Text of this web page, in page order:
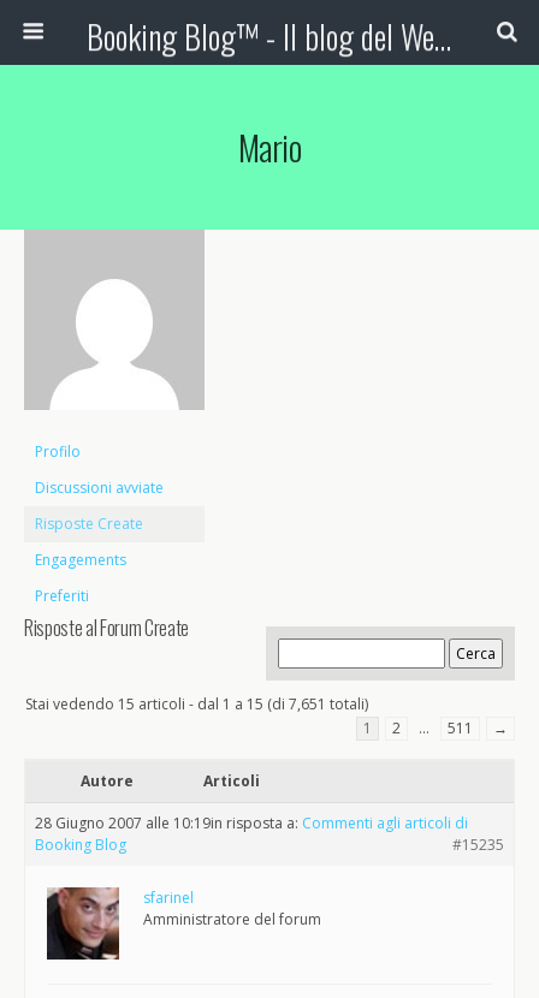
Booking Blog™ - Il blog del Web Marketing Turistico
Mario
Profilo
Discussioni avviate
Risposte Create
Engagements
Preferiti
Risposte al Forum Create
Stai vedendo 15 articoli - dal 1 a 15 (di 7,651 totali)
1
2 … 511 →
Autore Articoli
28 Giugno 2007 alle 10:19in risposta a: Commenti agli articoli di
Booking Blog
#15235
sfarinel
Amministratore del forum